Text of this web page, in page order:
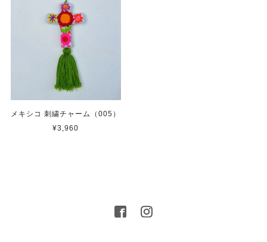
メキシコ 刺繍チャーム（005）
¥3,960